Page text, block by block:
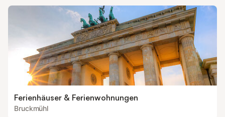
Ferienhäuser & Ferienwohnungen
Bruckmühl